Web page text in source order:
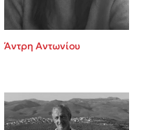
Άντρη Αντωνίου